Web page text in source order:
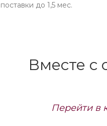
поставки до 1,5 мес.
Вместе с
Перейти в